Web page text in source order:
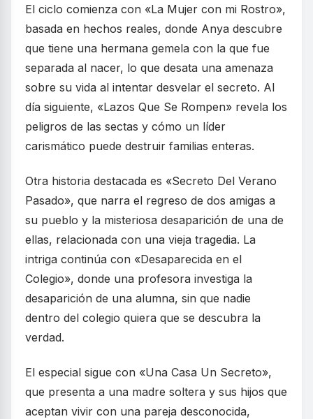
El ciclo comienza con «La Mujer con mi Rostro»,
basada en hechos reales, donde Anya descubre
que tiene una hermana gemela con la que fue
separada al nacer, lo que desata una amenaza
sobre su vida al intentar desvelar el secreto. Al
día siguiente, «Lazos Que Se Rompen» revela los
peligros de las sectas y cómo un líder
carismático puede destruir familias enteras.
Otra historia destacada es «Secreto Del Verano
Pasado», que narra el regreso de dos amigas a
su pueblo y la misteriosa desaparición de una de
ellas, relacionada con una vieja tragedia. La
intriga continúa con «Desaparecida en el
Colegio», donde una profesora investiga la
desaparición de una alumna, sin que nadie
dentro del colegio quiera que se descubra la
verdad.
El especial sigue con «Una Casa Un Secreto»,
que presenta a una madre soltera y sus hijos que
aceptan vivir con una pareja desconocida,